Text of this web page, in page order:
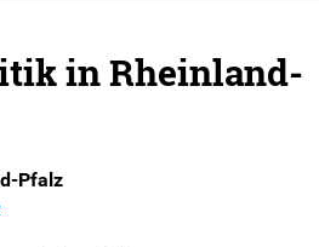
in Rheinland-
Pfalz